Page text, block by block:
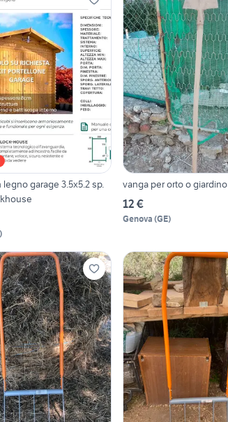
legno garage 3.5x5.2 sp.
)
vanga per orto o giardino
12 €
Genova (GE)